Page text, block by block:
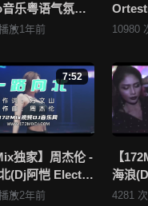
内容。
乐粤语气氛百
必备专辑
放1年前 10980
7:52
独家】周杰伦 -
(Dj阿恺 Electro
男)
放2年前
【
海浪
4281